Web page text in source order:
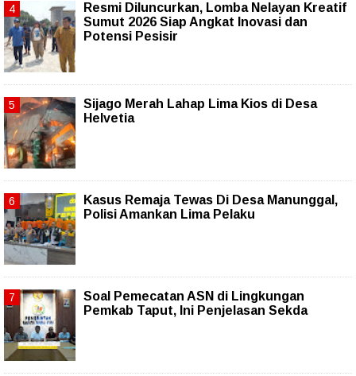
Resmi Diluncurkan, Lomba Nelayan Kreatif
Sumut 2026 Siap Angkat Inovasi dan
Potensi Pesisir
Sijago Merah Lahap Lima Kios di Desa
Helvetia
Kasus Remaja Tewas Di Desa Manunggal,
Polisi Amankan Lima Pelaku
Soal Pemecatan ASN di Lingkungan
Pemkab Taput, Ini Penjelasan Sekda